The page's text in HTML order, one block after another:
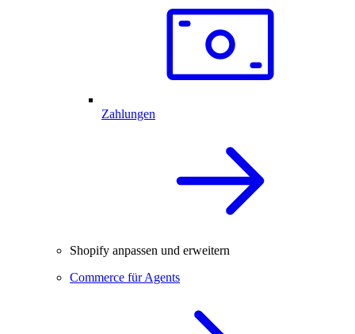
Zahlungen
Shopify anpassen und erweitern
Commerce für Agents